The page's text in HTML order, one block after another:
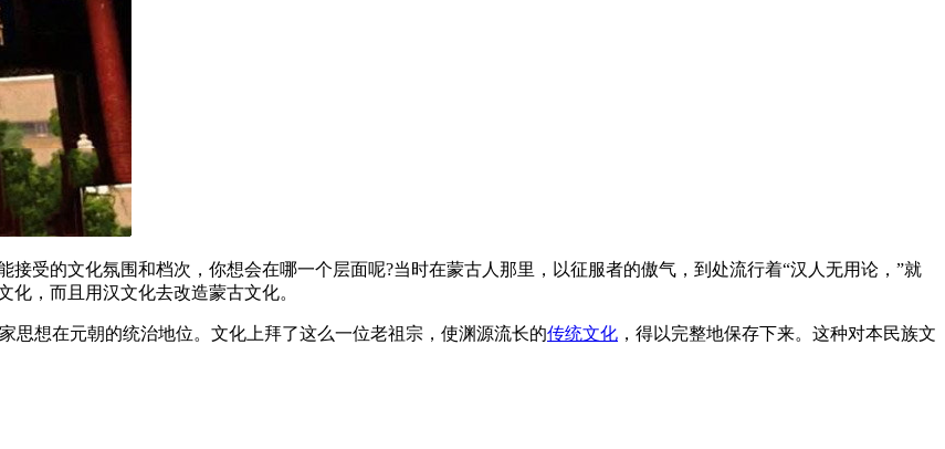
受的文化氛围和档次，你想会在哪一个层面呢?当时在蒙古人那里，以征服者的傲气，到处流行着“汉人无用论，”就
，而且用汉文化去改造蒙古文化。
思想在元朝的统治地位。文化上拜了这么一位老祖宗，使渊源流长的传统文化 ，得以完整地保存下来。这种对本民族文